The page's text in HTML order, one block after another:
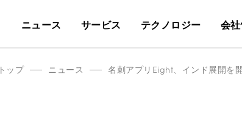
ニュース サービス テクノロジー 会
トップ ニュース 名刺アプリEight、インド展開を